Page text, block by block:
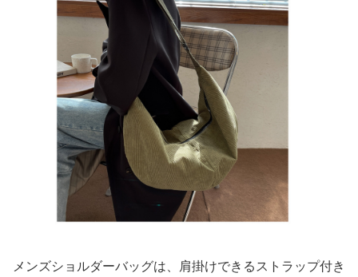
メンズショルダーバッグは、肩掛けできるストラップ付き